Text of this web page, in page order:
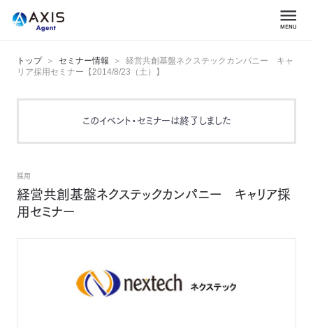
トップ セミナー情報
経営共創基盤ネクステックカンパニー キャ
リア採用セミナー【2014/8/23（土）】
このイベント・セミナーは終了しました
採用
経営共創基盤ネクステックカンパニー キャリア採
用セミナー